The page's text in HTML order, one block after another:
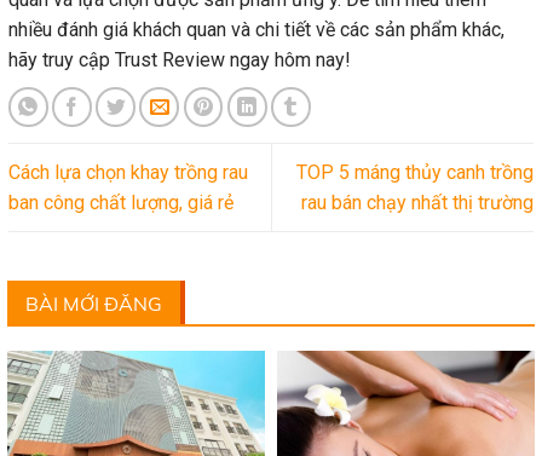
nhiều đánh giá khách quan và chi tiết về các sản phẩm khác,
hãy truy cập Trust Review ngay hôm nay!
Cách lựa chọn khay trồng rau
ban công chất lượng, giá rẻ
TOP 5 máng thủy canh trồng
rau bán chạy nhất thị trường
BÀI MỚI ĐĂNG